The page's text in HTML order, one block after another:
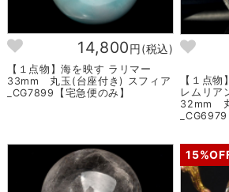
14,800円(税込)
【１点物】海を映す ラリマー
33mm 丸玉(台座付き) スフィア
_CG7899【宅急便のみ】
【１点
レムリア
32mm